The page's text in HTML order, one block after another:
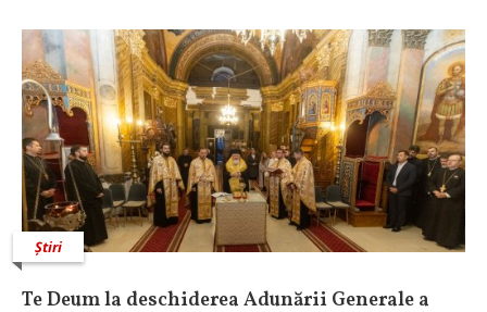
Știri
Te Deum la deschiderea Adunării Generale a